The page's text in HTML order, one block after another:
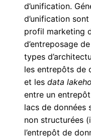
d’unification.
d’unification
profil marketing
d’entreposage
types
les entrepôts de
et les data
entre un
lacs de données
non structurées
l’entrepôt de